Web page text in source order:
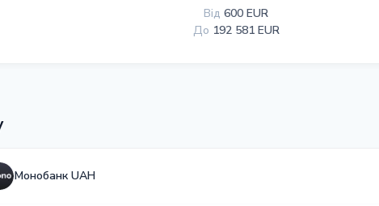
Від 600 EUR
До 192 581 EUR
Монобанк UAH